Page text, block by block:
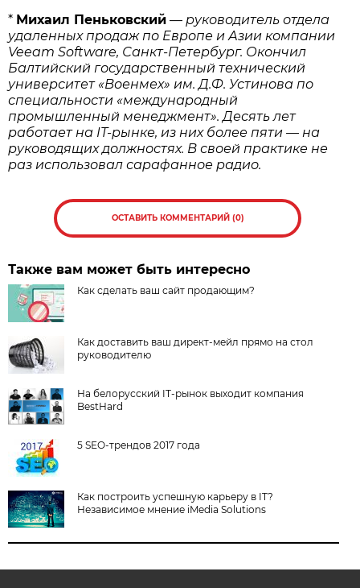
* Михаил Пеньковский —руководитель отдела
удаленных продаж по Европе и Азии компании
Veeam Software, Санкт-Петербург. Окончил
Балтийский государственный технический
университет «Военмех» им. Д.Ф. Устинова по
специальности «международный
промышленный менеджмент». Десять лет
работает на IT-рынке, из них более пяти — на
руководящих должностях. В своей практике не
раз использовал сарафанное радио.
ОСТАВИТЬ КОММЕНТАРИЙ (0)
Также вам может быть интересно
Как сделать ваш сайт продающим?
Как доставить ваш директ-мейл прямо на стол
руководителю
На белорусский IT-рынок выходит компания
BestHard
5 SEO-трендов 2017 года
Как построить успешную карьеру в IT?
Независимое мнение iMedia Solutions